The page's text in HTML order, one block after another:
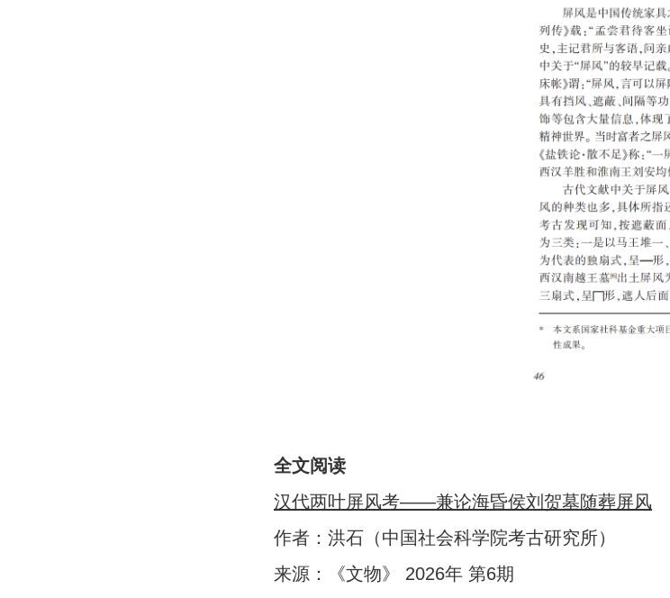
全文阅读
汉代两叶屏风考——兼论海昏侯刘贺墓随葬屏风
作者：洪石（中国社会科学院考古研究所）
来源：《文物》 2026年 第6期